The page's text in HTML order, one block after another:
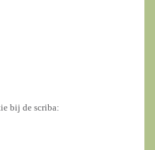
bij de scriba: